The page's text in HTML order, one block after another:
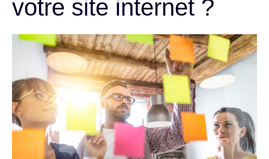
votre site internet ?